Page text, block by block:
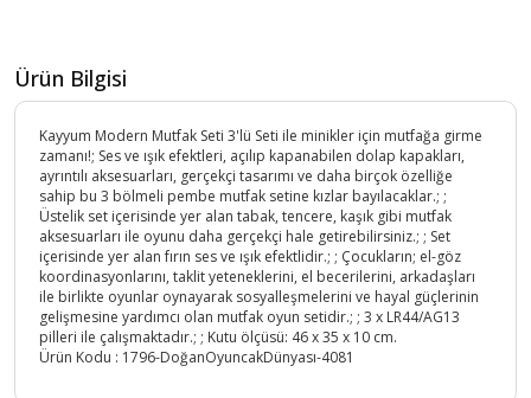
Ürün Bilgisi
Kayyum Modern Mutfak Seti 3'lü Seti ile minikler için mutfağa girme
zamanı!; Ses ve ışık efektleri, açılıp kapanabilen dolap kapakları,
ayrıntılı aksesuarları, gerçekçi tasarımı ve daha birçok özelliğe
sahip bu 3 bölmeli pembe mutfak setine kızlar bayılacaklar.; ;
Üstelik set içerisinde yer alan tabak, tencere, kaşık gibi mutfak
aksesuarları ile oyunu daha gerçekçi hale getirebilirsiniz.; ; Set
içerisinde yer alan fırın ses ve ışık efektlidir.; ; Çocukların; el-göz
koordinasyonlarını, taklit yeteneklerini, el becerilerini, arkadaşları
ile birlikte oyunlar oynayarak sosyalleşmelerini ve hayal güçlerinin
gelişmesine yardımcı olan mutfak oyun setidir.; ; 3 x LR44/AG13
pilleri ile çalışmaktadır.; ; Kutu ölçüsü: 46 x 35 x 10 cm.
Ürün Kodu : 1796-DoğanOyuncakDünyası-4081